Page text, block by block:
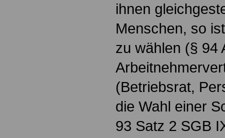
ihnen
Menschen, so
zu wählen (§ 94
(Betriebsrat,
die Wahl einer
93 Satz 2 SGB